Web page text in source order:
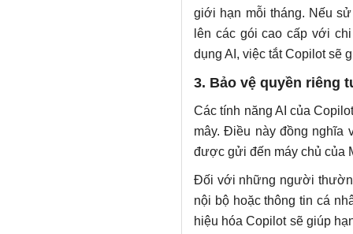
giới hạn mỗi tháng. Nếu
lên các gói cao cấp với
dụng AI, việc tắt Copilot sẽ
3. Bảo vệ quyền riêng
Các tính năng AI của
mây. Điều này đồng nghĩa
được gửi đến máy chủ của
Đối với những người
nội bộ hoặc thông tin cá
hiệu hóa Copilot sẽ giúp